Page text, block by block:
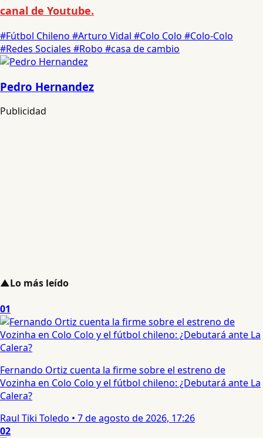
canal de Youtube.
#Fútbol Chileno #Arturo Vidal #Colo Colo #Colo-Colo
#Redes Sociales #Robo #casa de cambio
Pedro Hernandez
Publicidad
▲Lo más leído
01
Fernando Ortiz cuenta la firme sobre el estreno de
Vozinha en Colo Colo y el fútbol chileno: ¿Debutará ante La
Calera?
Raul Tiki Toledo • 7 de agosto de 2026, 17:26
02